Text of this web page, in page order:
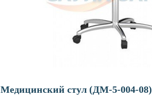
Медицинский стул (ДМ-5-004-08)